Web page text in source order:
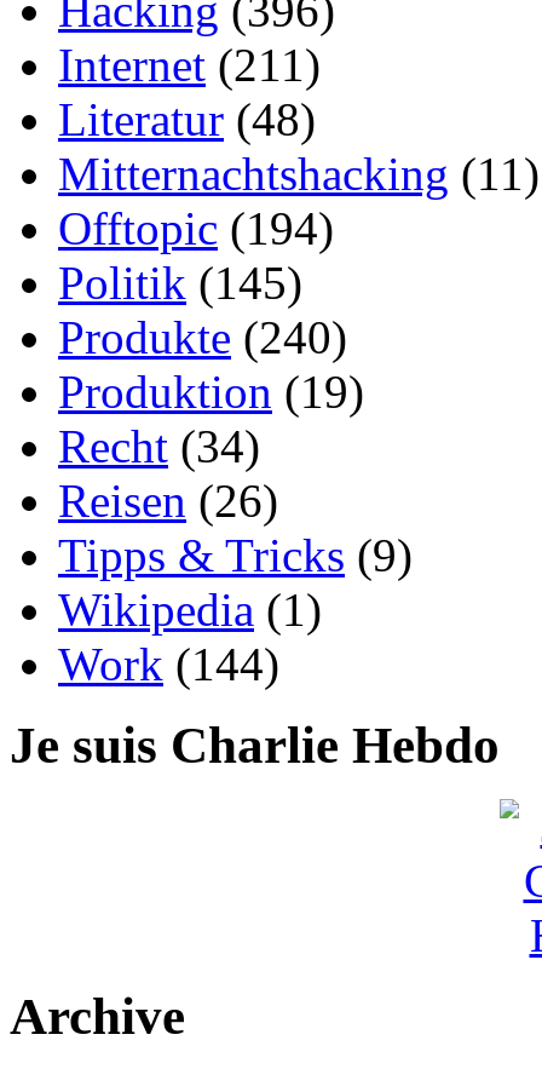
Hacking (396)
Internet (211)
Literatur (48)
Mitternachtshacking (11)
Offtopic (194)
Politik (145)
Produkte (240)
Produktion (19)
Recht (34)
Reisen (26)
Tipps & Tricks (9)
Wikipedia (1)
Work (144)
Je suis Charlie Hebdo
Archive